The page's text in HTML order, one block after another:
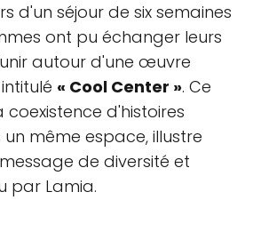
d'un séjour de six semaines
ont pu échanger leurs
autour d'une œuvre
« Cool Center ». Ce
coexistence d'histoires
même espace, illustre
de diversité et
par Lamia.